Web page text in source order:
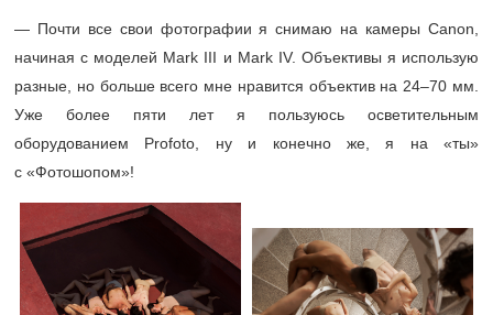
— Почти все свои фотографии я снимаю на камеры Canon,
начиная с моделей Mark III и Mark IV. Объективы я использую
разные, но больше всего мне нравится объектив на 24–70 мм.
Уже более пяти лет я пользуюсь осветительным
оборудованием Profoto, ну и конечно же, я на «ты»
с «Фотошопом»!